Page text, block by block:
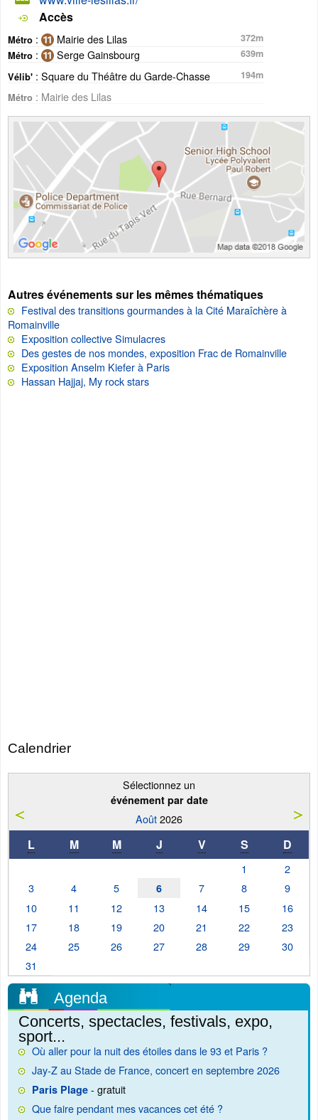
Accès
Métro : Mairie des Lilas
372m
Métro : Serge Gainsbourg
639m
Vélib' : Square du Théâtre du Garde-Chasse
194m
Métro : Mairie des Lilas
Autres événements sur les mêmes thématiques
Festival des transitions gourmandes à la Cité Maraîchère à
Romainville
Exposition collective Simulacres
Des gestes de nos mondes, exposition Frac de Romainville
Exposition Anselm Kiefer à Paris
Hassan Hajjaj, My rock stars
Calendrier
Sélectionnez un
événement par date
Août2026
L M M J V S D
1
2
3
4 5 6 7 8
9
10
11 12 13 14 15
16
17
18 19 20 21 22
23
24
25 26 27 28 29
30
31
Agenda
Concerts, spectacles, festivals, expo,
sport...
Où aller pour la nuit des étoiles dans le 93 et Paris ?
Jay-Z au Stade de France, concert en septembre 2026
Paris Plage - gratuit
Que faire pendant mes vacances cet été ?